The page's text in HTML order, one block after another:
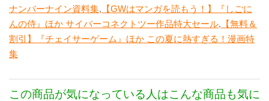
ナンバーナイン資料集, 【GWはマンガを読もう！】『しごに
んの侍』ほか サイバーコネクトツー作品特大セール, 【無料＆
割引】『チェイサーゲーム』ほか この夏に熱すぎる！漫画特
集
この商品が気になっている人はこんな商品も気に